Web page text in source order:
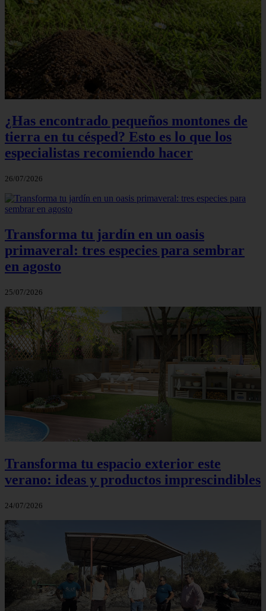
¿Has encontrado pequeños montones de
tierra en tu césped? Esto es lo que los
especialistas recomiendo hacer
26/07/2026
Transforma tu jardín en un oasis
primaveral: tres especies para sembrar
en agosto
25/07/2026
Transforma tu espacio exterior este
verano: ideas y productos imprescindibles
24/07/2026